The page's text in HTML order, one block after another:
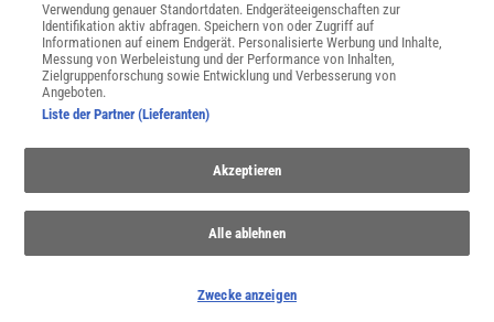
Sprachen lernen mit Gymglish
Lexika
Für Spektrum schreiben
Zugänglichkeitserklärung
WEBSEITEN
KielSCN
Wissenschaft in die Schulen
SciLogs
Verwendung genauer Standortdaten. Endgeräteeigenschaften zur
Identifikation aktiv abfragen. Speichern von oder Zugriff auf
Informationen auf einem Endgerät. Personalisierte Werbung und Inhalte,
Messung von Werbeleistung und der Performance von Inhalten,
Zielgruppenforschung sowie Entwicklung und Verbesserung von
Angeboten.
Liste der Partner (Lieferanten)
Akzeptieren
Alle ablehnen
Zwecke anzeigen